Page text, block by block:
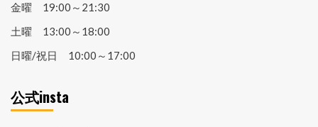
金曜 19:00～21:30
土曜 13:00～18:00
日曜/祝日 10:00～17:00
公式insta